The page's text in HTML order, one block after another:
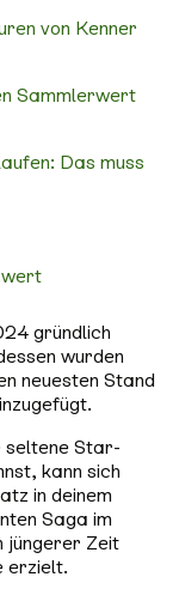
von Kenner
Sammlerwert
Das muss
wert
gründlich
wurden
neuesten Stand
seltene Star-
kann sich
in deinem
Saga im
jüngerer Zeit
erzielt.